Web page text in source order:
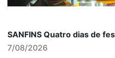
SANFINS Quatro dias de
7/08/2026